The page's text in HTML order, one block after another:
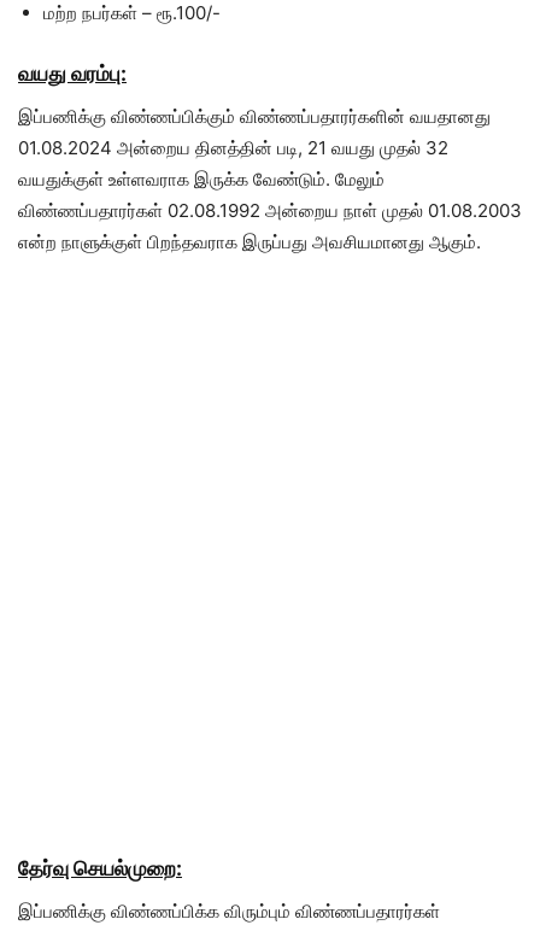
மற்ற நபர்கள் – ரூ.100/-
வயது வரம்பு:
இப்பணிக்கு விண்ணப்பிக்கும் விண்ணப்பதாரர்களின் வயதானது
01.08.2024 அன்றைய தினத்தின் படி, 21 வயது முதல் 32
வயதுக்குள் உள்ளவராக இருக்க வேண்டும். மேலும்
விண்ணப்பதாரர்கள் 02.08.1992 அன்றைய நாள் முதல் 01.08.2003
என்ற நாளுக்குள் பிறந்தவராக இருப்பது அவசியமானது ஆகும்.
தேர்வு செயல்முறை:
இப்பணிக்கு விண்ணப்பிக்க விரும்பும் விண்ணப்பதாரர்கள்